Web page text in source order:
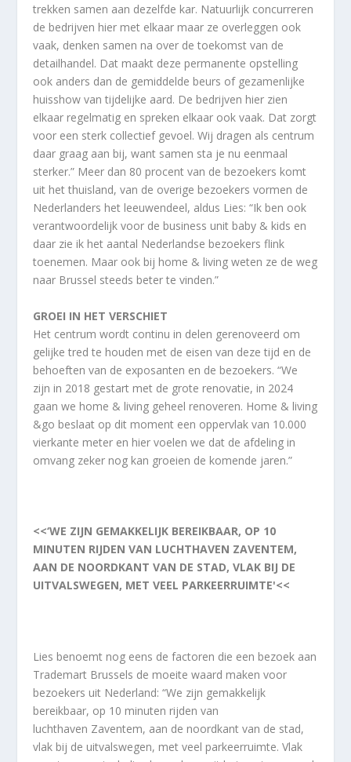
trekken samen aan dezelfde kar. Natuurlijk concurreren
de bedrijven hier met elkaar maar ze overleggen ook
vaak, denken samen na over de toekomst van de
detailhandel. Dat maakt deze permanente opstelling
ook anders dan de gemiddelde beurs of gezamenlijke
huisshow van tijdelijke aard. De bedrijven hier zien
elkaar regelmatig en spreken elkaar ook vaak. Dat zorgt
voor een sterk collectief gevoel. Wij dragen als centrum
daar graag aan bij, want samen sta je nu eenmaal
sterker.” Meer dan 80 procent van de bezoekers komt
uit het thuisland, van de overige bezoekers vormen de
Nederlanders het leeuwendeel, aldus Lies: “Ik ben ook
verantwoordelijk voor de business unit baby & kids en
daar zie ik het aantal Nederlandse bezoekers flink
toenemen. Maar ook bij home & living weten ze de weg
naar Brussel steeds beter te vinden.”
GROEI IN HET VERSCHIET
Het centrum wordt continu in delen gerenoveerd om
gelijke tred te houden met de eisen van deze tijd en de
behoeften van de exposanten en de bezoekers. “We
zijn in 2018 gestart met de grote renovatie, in 2024
gaan we home & living geheel renoveren. Home & living
&go beslaat op dit moment een oppervlak van 10.000
vierkante meter en hier voelen we dat de afdeling in
omvang zeker nog kan groeien de komende jaren.”
<<‘WE ZIJN GEMAKKELIJK BEREIKBAAR, OP 10
MINUTEN RIJDEN VAN LUCHTHAVEN ZAVENTEM,
AAN DE NOORDKANT VAN DE STAD, VLAK BIJ DE
UITVALSWEGEN, MET VEEL PARKEERRUIMTE'<<
Lies benoemt nog eens de factoren die een bezoek aan
Trademart Brussels de moeite waard maken voor
bezoekers uit Nederland: “We zijn gemakkelijk
bereikbaar, op 10 minuten rijden van
luchthaven Zaventem, aan de noordkant van de stad,
vlak bij de uitvalswegen, met veel parkeerruimte. Vlak